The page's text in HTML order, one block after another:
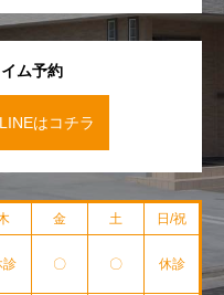
ム予約
はコチラ
金 土 日/祝
診 〇 〇 休診